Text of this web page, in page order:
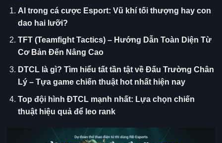
AI trong cá cược Esport: Vũ khí tối thượng hay con
dao hai lưỡi?
TFT (Teamfight Tactics) – Hướng Dẫn Toàn Diện Từ
Cơ Bản Đến Nâng Cao
DTCL là gì? Tìm hiểu tất tần tật về Đấu Trường Chân
Lý – Tựa game chiến thuật hot nhất hiện nay
Top đội hình ĐTCL mạnh nhất: Lựa chọn chiến
thuật hiệu quả để leo rank